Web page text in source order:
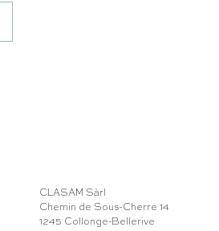
CLASAM Sàrl
Chemin de Sous-Cherre 14
1245 Collonge-Bellerive